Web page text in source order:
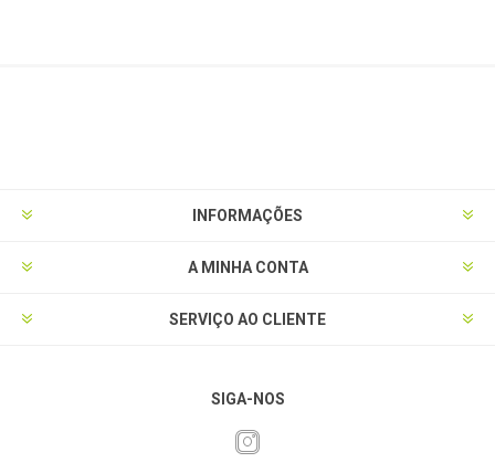
INFORMAÇÕES
A MINHA CONTA
SERVIÇO AO CLIENTE
SIGA-NOS